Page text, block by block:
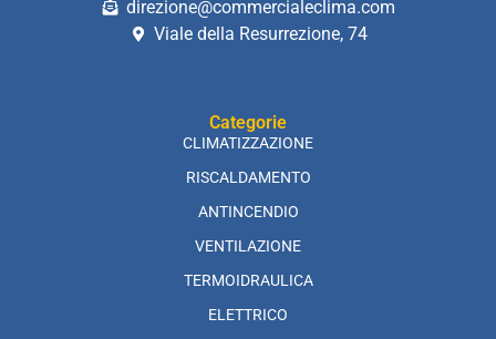
direzione@commercialeclima.com
Viale della Resurrezione, 74
Categorie
CLIMATIZZAZIONE
RISCALDAMENTO
ANTINCENDIO
VENTILAZIONE
TERMOIDRAULICA
ELETTRICO